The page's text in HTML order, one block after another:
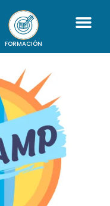
FORMACIÓN